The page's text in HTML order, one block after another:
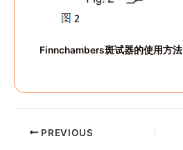
Finnchambers斑试器的使用方法
PREVIOUS